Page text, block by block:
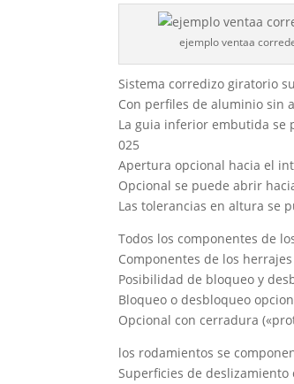
ejemplo ventaa
Sistema corredizo giratorio
Con perfiles de aluminio sin
La guia inferior embutida se
025
Apertura opcional hacia el
Opcional se puede abrir
Las tolerancias en altura se
Todos los componentes de
Componentes de los
Posibilidad de bloqueo y
Bloqueo o desbloqueo
Opcional con cerradura
los rodamientos se
Superficies de